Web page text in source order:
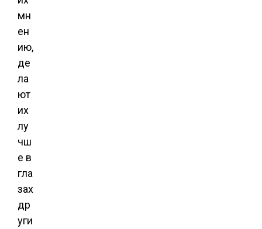
мн
ен
ию,
де
ла
ют
их
лу
чш
е в
гла
зах
др
уги